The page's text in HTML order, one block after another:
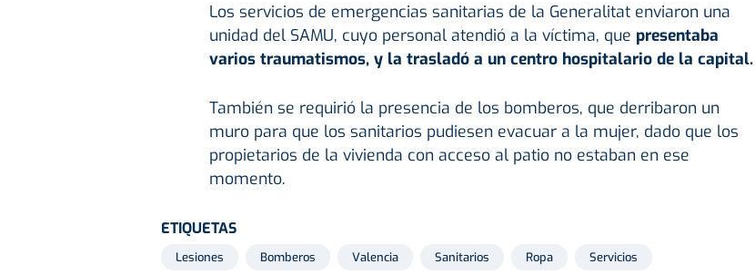
Los servicios de emergencias sanitarias de la Generalitat enviaron una
unidad del SAMU, cuyo personal atendió a la víctima, que presentaba
varios traumatismos, y la trasladó a un centro hospitalario de la capital.
También se requirió la presencia de los bomberos, que derribaron un
muro para que los sanitarios pudiesen evacuar a la mujer, dado que los
propietarios de la vivienda con acceso al patio no estaban en ese
momento.
ETIQUETAS
Lesiones Bomberos Valencia Sanitarios Ropa Servicios